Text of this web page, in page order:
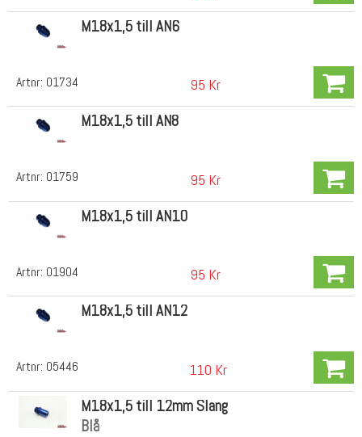
Artnr: 01734
M18x1,5 till AN6
95 Kr
Artnr: 01759
M18x1,5 till AN8
95 Kr
Artnr: 01904
M18x1,5 till AN10
95 Kr
Artnr: 05446
M18x1,5 till AN12
110 Kr
M18x1,5 till 12mm Slang
Blå